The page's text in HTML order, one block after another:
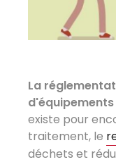
La
existe pour
traitement, le
déchets et